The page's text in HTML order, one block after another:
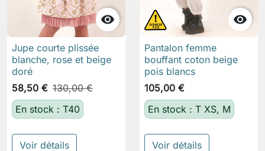

Jupe courte plissée
blanche, rose et beige
doré
58,50 € 130,00 €
En stock : T40
Voir détails

Pantalon femme
bouffant coton beige
pois blancs
105,00 €
En stock : T XS, M
Voir détails